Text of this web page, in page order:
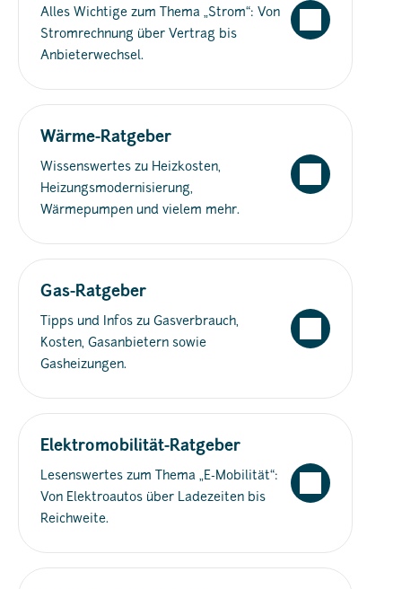
Alles Wichtige zum Thema „Strom“: Von
Stromrechnung über Vertrag bis
Anbieterwechsel.
Wärme-Ratgeber
Wissenswertes zu Heizkosten,
Heizungsmodernisierung,
Wärmepumpen und vielem mehr.
Gas-Ratgeber
Tipps und Infos zu Gasverbrauch,
Kosten, Gasanbietern sowie
Gasheizungen.
Elektromobilität-Ratgeber
Lesenswertes zum Thema „E-Mobilität“:
Von Elektroautos über Ladezeiten bis
Reichweite.